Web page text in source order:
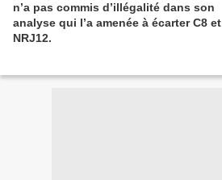
n’a pas commis d’illégalité dans son
analyse qui l’a amenée à écarter C8 et
NRJ12.